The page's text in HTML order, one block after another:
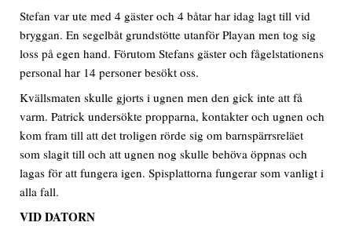
Stefan var ute med 4 gäster och 4 båtar har idag lagt till vid
bryggan. En segelbåt grundstötte utanför Playan men tog sig
loss på egen hand. Förutom Stefans gäster och fågelstationens
personal har 14 personer besökt oss.
Kvällsmaten skulle gjorts i ugnen men den gick inte att få
varm. Patrick undersökte propparna, kontakter och ugnen och
kom fram till att det troligen rörde sig om barnspärrsreläet
som slagit till och att ugnen nog skulle behöva öppnas och
lagas för att fungera igen. Spisplattorna fungerar som vanligt i
alla fall.
VID DATORN